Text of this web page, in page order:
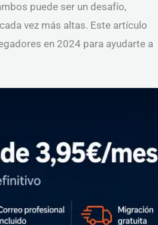
puede ser un desafío,
vez más altas. Este artículo
en 2024 para ayudarte a